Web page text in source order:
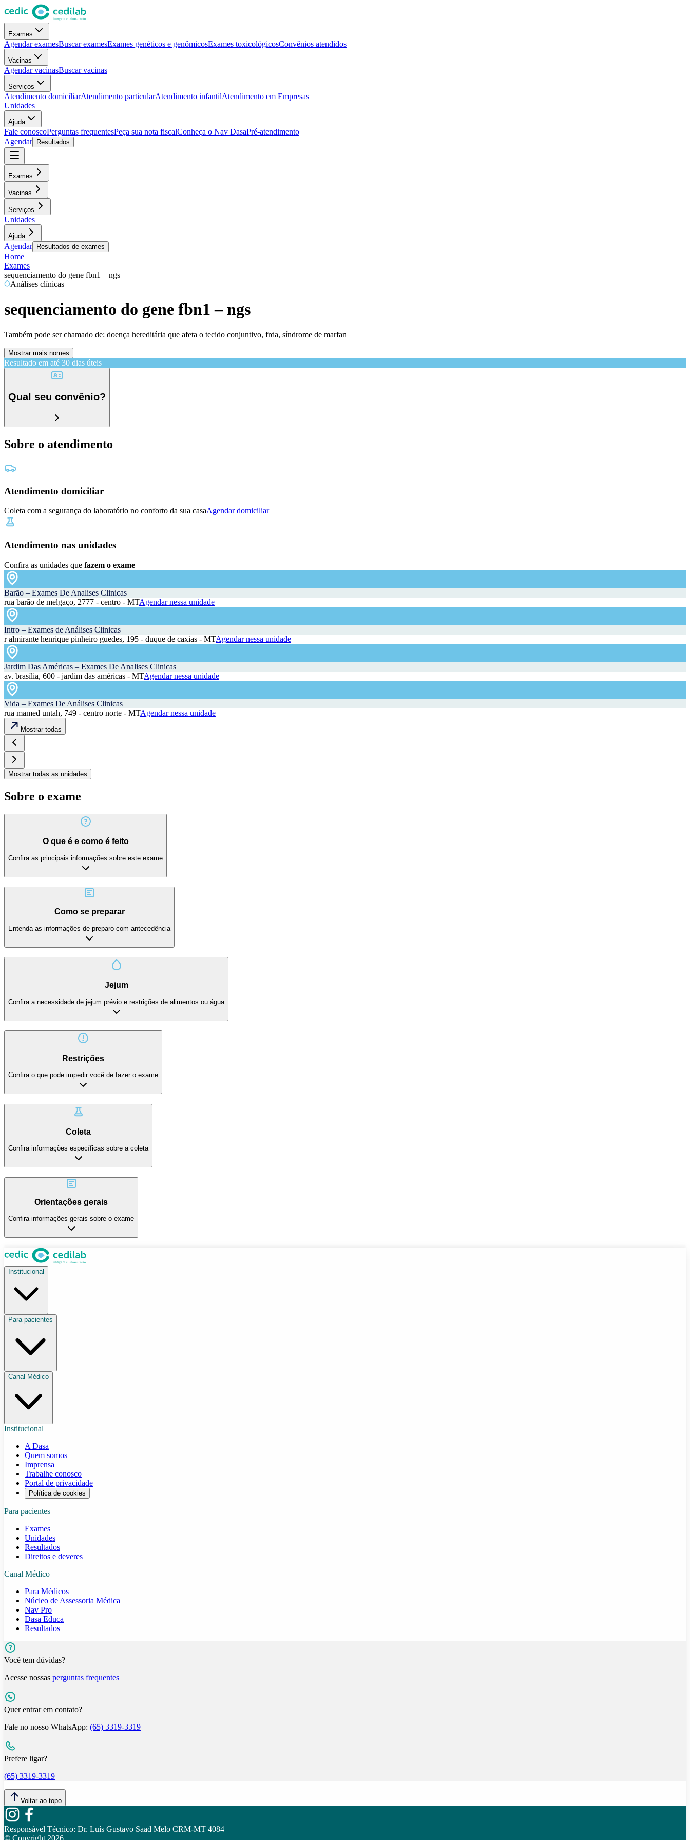
Exames
Agendar examesBuscar examesExames genéticos e genômicosExames toxicológicosConvênios atendidos
Vacinas
Agendar vacinasBuscar vacinas
Serviços
Atendimento domiciliarAtendimento particularAtendimento infantilAtendimento em Empresas
Unidades
Ajuda
Fale conoscoPerguntas frequentesPeça sua nota fiscalConheça o Nav DasaPré-atendimento
Agendar
Resultados
Exames
Vacinas
Serviços
Unidades
Ajuda
Agendar Resultados de exames
Home
Exames
sequenciamento do gene fbn1 – ngs
Análises clínicas
sequenciamento do gene fbn1 – ngs
Também pode ser chamado de: doença hereditária que afeta o tecido conjuntivo, frda, síndrome de marfan
Mostrar mais nomes
Resultado em até 30 dias úteis
Qual seu convênio?
Sobre o atendimento
Atendimento domiciliar
Coleta com a segurança do laboratório no conforto da sua casaAgendar domiciliar
Atendimento nas unidades
Confira as unidades que fazem o exame
Barão – Exames De Analises Clinicas
rua barão de melgaço, 2777 - centro - MTAgendar nessa unidade
Intro – Exames de Análises Clinicas
r almirante henrique pinheiro guedes, 195 - duque de caxias - MTAgendar nessa unidade
Jardim Das Américas – Exames De Analises Clinicas
av. brasília, 600 - jardim das américas - MTAgendar nessa unidade
Vida – Exames De Análises Clinicas
rua mamed untah, 749 - centro norte - MTAgendar nessa unidade
Mostrar todas
Mostrar todas as unidades
Sobre o exame
O que é e como é feito
Confira as principais informações sobre este exame
Como se preparar
Entenda as informações de preparo com antecedência
Jejum
Confira a necessidade de jejum prévio e restrições de alimentos ou água
Restrições
Confira o que pode impedir você de fazer o exame
Coleta
Confira informações específicas sobre a coleta
Orientações gerais
Confira informações gerais sobre o exame
Institucional
Para pacientes
Canal Médico
Institucional
A Dasa
Quem somos
Imprensa
Trabalhe conosco
Portal de privacidade
Política de cookies
Para pacientes
Exames
Unidades
Resultados
Direitos e deveres
Canal Médico
Para Médicos
Núcleo de Assessoria Médica
Nav Pro
Dasa Educa
Resultados
Você tem dúvidas?
Acesse nossas perguntas frequentes
Quer entrar em contato?
Fale no nosso WhatsApp: (65) 3319-3319
Prefere ligar?
(65) 3319-3319
Voltar ao topo
Responsável Técnico: Dr. Luís Gustavo Saad Melo CRM-MT 4084
© Copyright 2026